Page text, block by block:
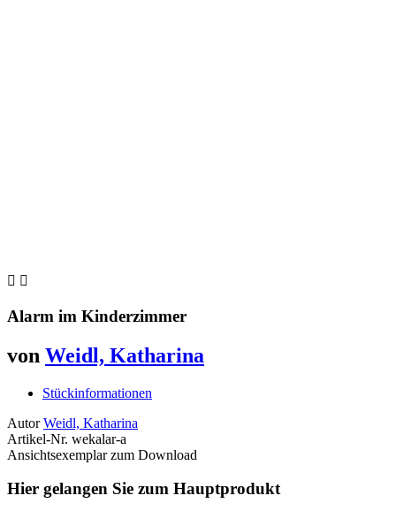
 
Alarm im Kinderzimmer
von Weidl, Katharina
Stückinformationen
Autor Weidl, Katharina
Artikel-Nr. wekalar-a
Ansichtsexemplar zum Download
Hier gelangen Sie zum Hauptprodukt